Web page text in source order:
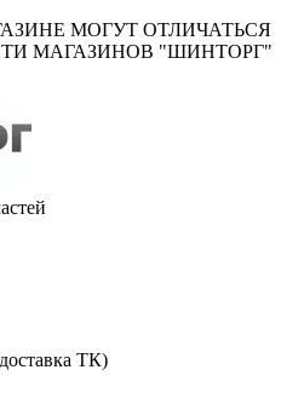
МОГУТ ОТЛИЧАТЬСЯ
МАГАЗИНОВ "ШИНТОРГ"
ТК)